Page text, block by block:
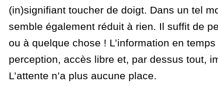
(in)signifiant toucher de doigt. Dans un tel
semble également réduit à rien. Il suffit de
ou à quelque chose ! L’information en
perception, accès libre et, par dessus tout,
L’attente n’a plus aucune place.